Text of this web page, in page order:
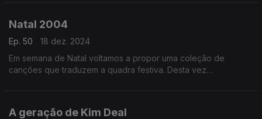
Natal 2004
Ep. 50
18 dez. 2024
Em semana de Natal voltamos a propor uma coleção de
canções que traduzem a quadra festiva. Desta vez
A geração de Kim Deal